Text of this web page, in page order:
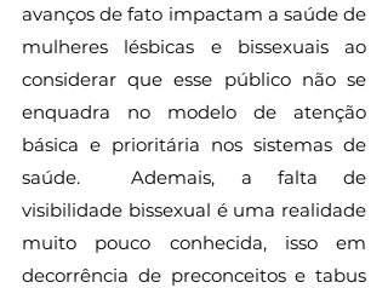
avanços de fato impactam a saúde de
mulheres lésbicas e bissexuais ao
considerar que esse público não se
enquadra no modelo de atenção
básica e prioritária nos sistemas de
saúde.  Ademais, a falta de
visibilidade bissexual é uma realidade
muito pouco conhecida, isso em
decorrência de preconceitos e tabus